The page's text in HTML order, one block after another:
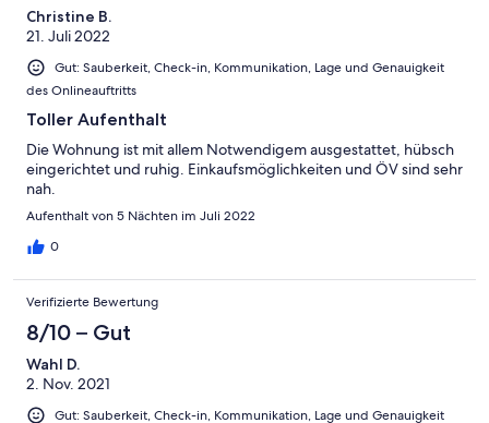
Christine B.
21. Juli 2022
Gut: Sauberkeit, Check-in, Kommunikation, Lage und Genauigkeit
des Onlineauftritts
Toller Aufenthalt
Die Wohnung ist mit allem Notwendigem ausgestattet, hübsch
eingerichtet und ruhig. Einkaufsmöglichkeiten und ÖV sind sehr
nah.
Aufenthalt von 5 Nächten im Juli 2022
0
Verifizierte Bewertung
8/10 – Gut
Wahl D.
2. Nov. 2021
Gut: Sauberkeit, Check-in, Kommunikation, Lage und Genauigkeit